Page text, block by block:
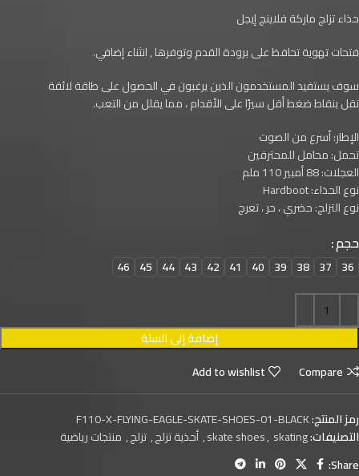
حذاء تزلج ماركة فلاينج إيجل
فتحات تهوية تحافظ على برودة القدم وتوفرها , انثناء إضافي.
سوف يستفيد المستخدمون الذين يرغبون في الحصول على طاقة لائقة
نقل بنقاط ضغط أقل سيرًا على الأقدام ، مما يقلل من التعب.
الإطار: أسرع من الصوت
تحمل: محامل للمحترفين
العجلات: 88 أمبير 110 ملم
نوع الحذاء: Hardboot
نوع التزلج: حضري ، حر ، تعرج
حجم
36
37
38
39
40
41
42
43
44
45
46
إضافة إلى السلة
Compare
Add to wishlist
رمز المنتج:F110-X-FLYING-EAGLE-SKATE-SHOES-01-BLACK
التصنيفات:
skate shoes, skating
,أحذية تزلج,تزلج, منتجات رياضية
Share: